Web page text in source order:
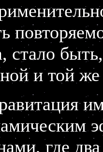
стало
и той
где